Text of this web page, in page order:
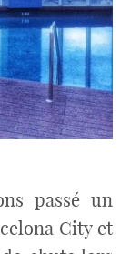
passé un
City et